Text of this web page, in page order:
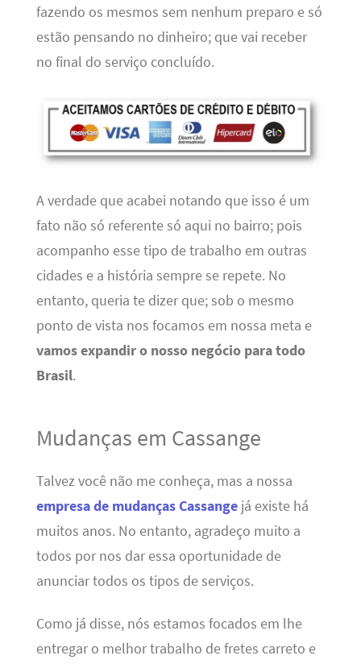
fazendo os mesmos sem nenhum preparo e só
estão pensando no dinheiro; que vai receber
no final do serviço concluído.
A verdade que acabei notando que isso é um
fato não só referente só aqui no bairro; pois
acompanho esse tipo de trabalho em outras
cidades e a história sempre se repete. No
entanto, queria te dizer que; sob o mesmo
ponto de vista nos focamos em nossa meta e
vamos expandir o nosso negócio para todo
Brasil.
Mudanças em Cassange
Talvez você não me conheça, mas a nossa
empresa de mudanças Cassangejá existe há
muitos anos. No entanto, agradeço muito a
todos por nos dar essa oportunidade de
anunciar todos os tipos de serviços.
Como já disse, nós estamos focados em lhe
entregar o melhor trabalho de fretes carreto e